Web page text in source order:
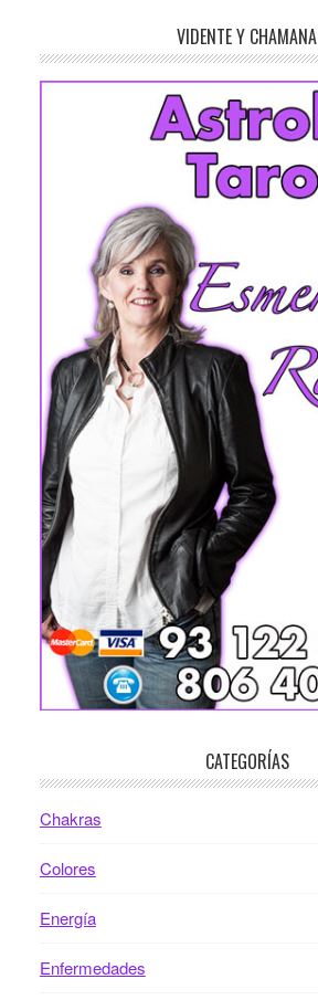
VIDENTE Y CHAMANA
CATEGORÍAS
Chakras
Colores
Energía
Enfermedades